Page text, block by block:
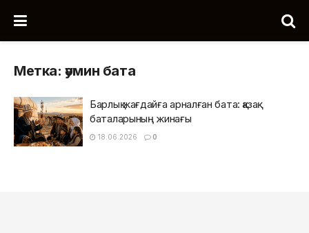
Метка:әумин бата
Барлық жағдайға арналған бата: қазақ
баталарының жинағы
18.06.2026 0